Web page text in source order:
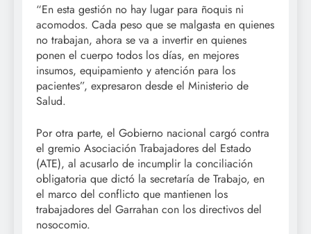
“En esta gestión no hay lugar para ñoquis ni
acomodos. Cada peso que se malgasta en quienes
no trabajan, ahora se va a invertir en quienes
ponen el cuerpo todos los días, en mejores
insumos, equipamiento y atención para los
pacientes”, expresaron desde el Ministerio de
Salud.
Por otra parte, el Gobierno nacional cargó contra
el gremio Asociación Trabajadores del Estado
(ATE), al acusarlo de incumplir la conciliación
obligatoria que dictó la secretaría de Trabajo, en
el marco del conflicto que mantienen los
trabajadores del Garrahan con los directivos del
nosocomio.